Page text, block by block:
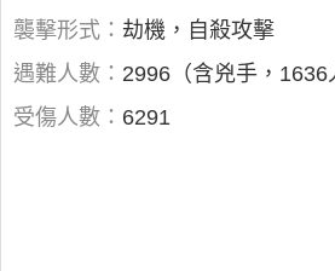
襲擊形式： 劫機，自殺攻擊
遇難人數： 2996（含兇手，1636
受傷人數： 6291